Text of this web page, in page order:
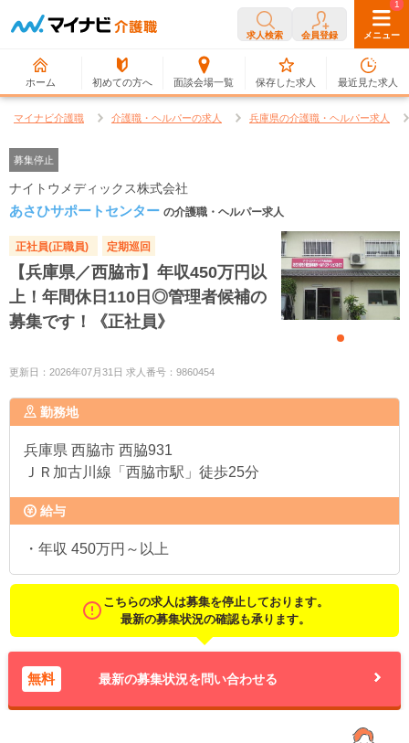
求人検索 会員登録 メニュー
ホーム 初めての方へ 面談会場一覧
0
保存した求人
1
最近見た求人
マイナビ介護職 介護職・ヘルパーの求人 兵庫県の介護職・ヘルパー求人
募集停止
ナイトウメディックス株式会社
あさひサポートセンター の介護職・ヘルパー求人
正社員(正職員) 定期巡回
【兵庫県／西脇市】年収450万円以
上！年間休日110日◎管理者候補の
募集です！《正社員》
更新日：2026年07月31日 求人番号：9860454
勤務地
兵庫県 西脇市 西脇931
ＪＲ加古川線「西脇市駅」徒歩25分
給与
・年収 450万円～以上
こちらの求人は募集を停止しております。
最新の募集状況の確認も承ります。
無料 最新の募集状況を問い合わせる